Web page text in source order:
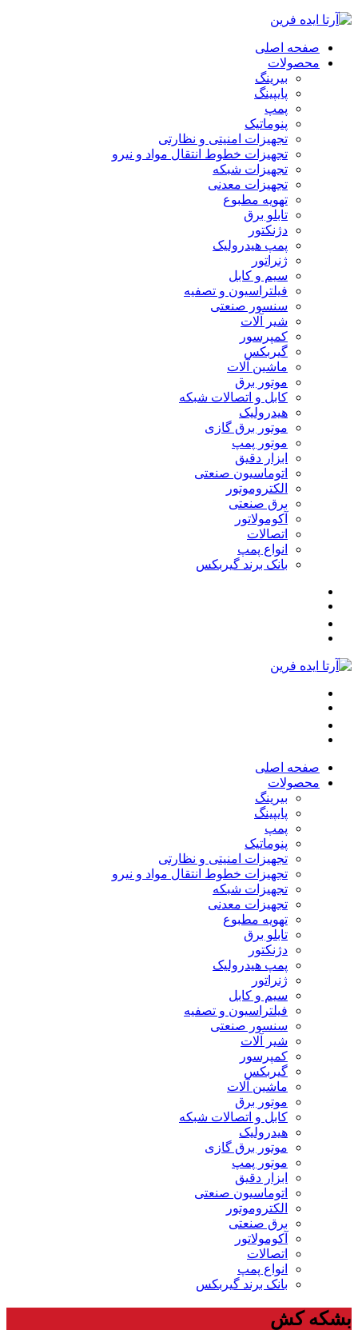
صفحه اصلی
محصولات
بیرینگ
پایپینگ
پمپ
پنوماتیک
تجهیزات امنیتی و نظارتی
تجهیزات خطوط انتقال مواد و نیرو
تجهیزات شبکه
تجهیزات معدنی
تهویه مطبوع
تابلو برق
دژنکتور
پمپ هیدرولیک
ژنراتور
سیم و کابل
فیلتراسیون و تصفیه
سنسور صنعتی
شیر آلات
کمپرسور
گیربکس
ماشین آلات
موتور برق
کابل و اتصالات شبکه
هیدرولیک
موتور برق گازی
موتور پمپ
ابزار دقیق
اتوماسیون صنعتی
الکتروموتور
برق صنعتی
آکومولاتور
اتصالات
انواع پمپ
بانک برند گیربکس
صفحه اصلی
محصولات
بیرینگ
پایپینگ
پمپ
پنوماتیک
تجهیزات امنیتی و نظارتی
تجهیزات خطوط انتقال مواد و نیرو
تجهیزات شبکه
تجهیزات معدنی
تهویه مطبوع
تابلو برق
دژنکتور
پمپ هیدرولیک
ژنراتور
سیم و کابل
فیلتراسیون و تصفیه
سنسور صنعتی
شیر آلات
کمپرسور
گیربکس
ماشین آلات
موتور برق
کابل و اتصالات شبکه
هیدرولیک
موتور برق گازی
موتور پمپ
ابزار دقیق
اتوماسیون صنعتی
الکتروموتور
برق صنعتی
آکومولاتور
اتصالات
انواع پمپ
بانک برند گیربکس
بشکه کش